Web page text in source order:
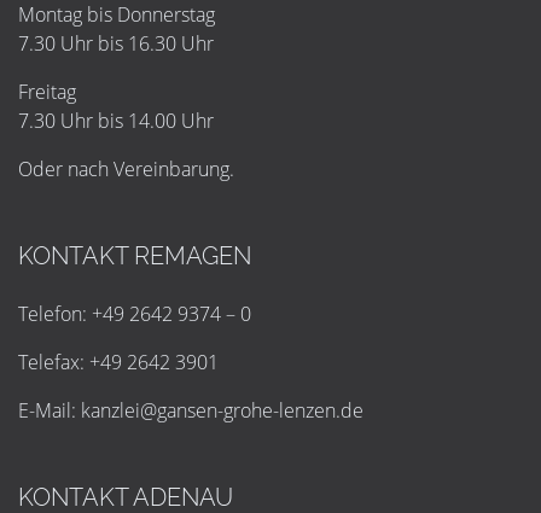
Montag bis Donnerstag
7.30 Uhr bis 16.30 Uhr
Freitag
7.30 Uhr bis 14.00 Uhr
Oder nach Vereinbarung.
KONTAKT REMAGEN
Telefon: +49 2642 9374 – 0
Telefax: +49 2642 3901
E-Mail: kanzlei@gansen-grohe-lenzen.de
KONTAKT ADENAU